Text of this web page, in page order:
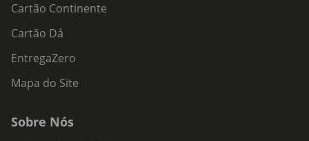
Cartão Continente
Cartão Dá
EntregaZero
Mapa do Site
Sobre Nós